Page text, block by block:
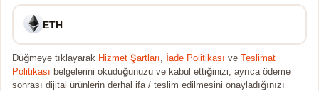
ETH
Düğmeye tıklayarak Hizmet Şartları, İade Politikası ve
Teslimat
Politikası belgelerini okuduğunuzu ve kabul ettiğinizi, ayrıca ödeme
sonrası dijital ürünlerin derhal ifa / teslim edilmesini onayladığınızı